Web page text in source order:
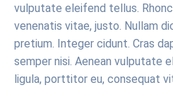
vulputate eleifend tellus.
venenatis vitae, justo. Nullam
pretium. Integer cidunt. Cras
semper nisi. Aenean vulputate
ligula, porttitor eu, consequat